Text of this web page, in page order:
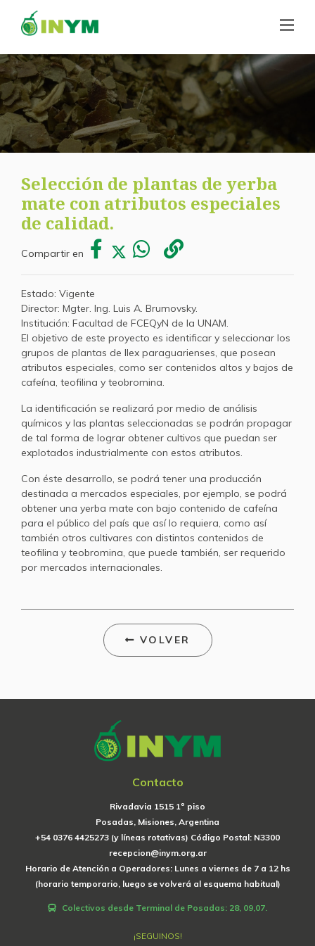
Selección de plantas de yerba
mate con atributos especiales
de calidad.
Compartir en
Estado: Vigente
Director: Mgter. Ing. Luis A. Brumovsky.
Institución: Facultad de FCEQyN de la UNAM.
El objetivo de este proyecto es identificar y seleccionar los
grupos de plantas de Ilex paraguarienses, que posean
atributos especiales, como ser contenidos altos y bajos de
cafeína, teofilina y teobromina.
La identificación se realizará por medio de análisis
químicos y las plantas seleccionadas se podrán propagar
de tal forma de lograr obtener cultivos que puedan ser
explotados industrialmente con estos atributos.
Con éste desarrollo, se podrá tener una producción
destinada a mercados especiales, por ejemplo, se podrá
obtener una yerba mate con bajo contenido de cafeína
para el público del país que así lo requiera, como así
también otros cultivares con distintos contenidos de
teofilina y teobromina, que puede también, ser requerido
por mercados internacionales.
VOLVER
Contacto
Rivadavia 1515 1º piso
Posadas, Misiones, Argentina
+54 0376 4425273 (y líneas rotativas) Código Postal: N3300
recepcion@inym.org.ar
Horario de Atención a Operadores: Lunes a viernes de 7 a 12 hs
(horario temporario, luego se volverá al esquema habitual)
Colectivos desde Terminal de Posadas: 28, 09,07.
¡SEGUINOS!